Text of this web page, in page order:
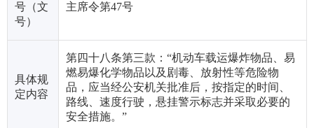
号（文
号）
主席令第47号
具体规
定内容
第四十八条第三款：“机动车载运爆炸物品、易
燃易爆化学物品以及剧毒、放射性等危险物
品，应当经公安机关批准后，按指定的时间、
路线、速度行驶，悬挂警示标志并采取必要的
安全措施。”